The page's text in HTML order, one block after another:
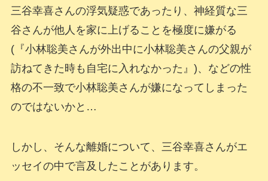
三谷幸喜さんの浮気疑惑であったり、神経質な三
谷さんが他人を家に上げることを極度に嫌がる
(『小林聡美さんが外出中に小林聡美さんの父親が
訪ねてきた時も自宅に入れなかった』)、などの性
格の不一致で小林聡美さんが嫌になってしまった
のではないかと…
しかし、そんな離婚について、三谷幸喜さんがエ
ッセイの中で言及したことがあります。